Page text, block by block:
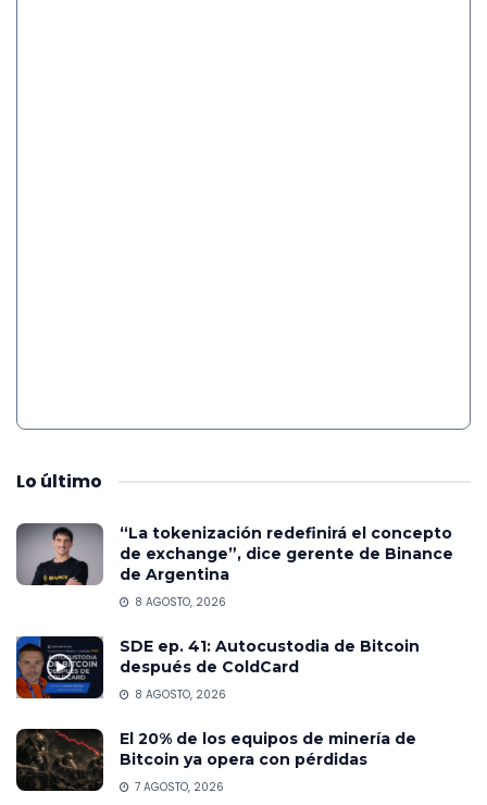
Lo último
“La tokenización redefinirá el concepto
de exchange”, dice gerente de Binance
de Argentina
8 AGOSTO, 2026
SDE ep. 41: Autocustodia de Bitcoin
después de ColdCard
8 AGOSTO, 2026
El 20% de los equipos de minería de
Bitcoin ya opera con pérdidas
7 AGOSTO, 2026